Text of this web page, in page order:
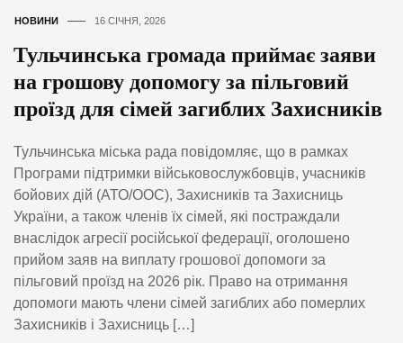
НОВИНИ 16 СІЧНЯ, 2026
Тульчинська громада приймає заяви
на грошову допомогу за пільговий
проїзд для сімей загиблих Захисників
Тульчинська міська рада повідомляє, що в рамках
Програми підтримки військовослужбовців, учасників
бойових дій (АТО/ООС), Захисників та Захисниць
України, а також членів їх сімей, які постраждали
внаслідок агресії російської федерації, оголошено
прийом заяв на виплату грошової допомоги за
пільговий проїзд на 2026 рік. Право на отримання
допомоги мають члени сімей загиблих або померлих
Захисників і Захисниць […]